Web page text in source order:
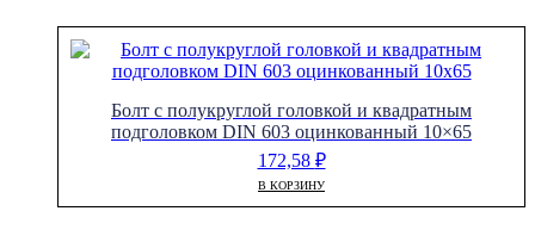
Болт с полукруглой головкой и квадратным
подголовком DIN 603 оцинкованный 10×65
172,58 ₽
В КОРЗИНУ